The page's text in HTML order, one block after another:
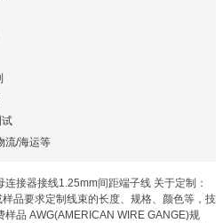
流/海运等
接器接线1.25mm间距端子线 关于定制：
品要求定制线束的长度、规格、颜色等，技
品 AWG(AMERICAN WIRE GANGE)规